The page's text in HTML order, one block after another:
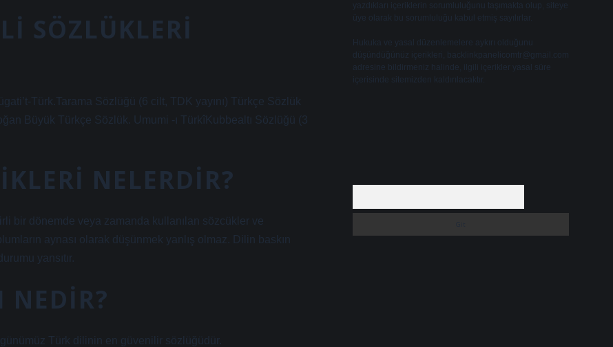
SÖZLÜKLERI
Türk.Tarama Sözlüğü (6 cilt, TDK yayını) Türkçe Sözlük
Büyük Türkçe Sözlük. Umumi -ı TürkîKubbealtı Sözlüğü (3
NELERDIR?
bir dönemde veya zamanda kullanılan sözcükler ve
aynası olarak düşünmek yanlış olmaz. Dilin baskın
yansıtır.
NEDIR?
Türk dilinin en güvenilir sözlüğüdür.
yazdıkları içeriklerin sorumluluğunu taşımakta olup, siteye
üye olarak bu sorumluluğu kabul etmiş sayılırlar.
Hukuka ve yasal düzenlemelere aykırı olduğunu
düşündüğünüz içerikleri,
backlinkpanelicomtr@gmail.com
adresine bildirmeniz halinde, ilgili içerikler yasal süre
içerisinde sitemizden kaldırılacaktır.